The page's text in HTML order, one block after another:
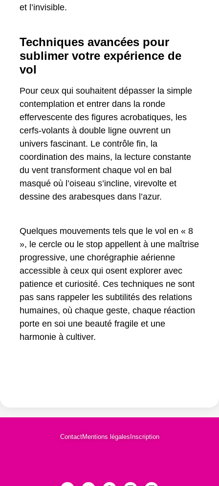
et l’invisible.
Techniques avancées pour
sublimer votre expérience de
vol
Pour ceux qui souhaitent dépasser la simple
contemplation et entrer dans la ronde
effervescente des figures acrobatiques, les
cerfs-volants à double ligne ouvrent un
univers fascinant. Le contrôle fin, la
coordination des mains, la lecture constante
du vent transforment chaque vol en bal
masqué où l’oiseau s’incline, virevolte et
dessine des arabesques dans l’azur.
Quelques mouvements tels que le vol en « 8
», le cercle ou le stop appellent à une maîtrise
progressive, une chorégraphie aérienne
accessible à ceux qui osent explorer avec
patience et curiosité. Ces techniques ne sont
pas sans rappeler les subtilités des relations
humaines, où chaque geste, chaque réaction
porte en soi une beauté fragile et une
harmonie à cultiver.
ContactMentions légalesInscription